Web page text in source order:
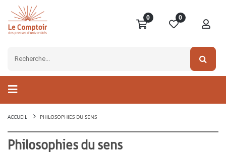
0 0
ACCUEIL PHILOSOPHIES DU SENS
Philosophies du sens